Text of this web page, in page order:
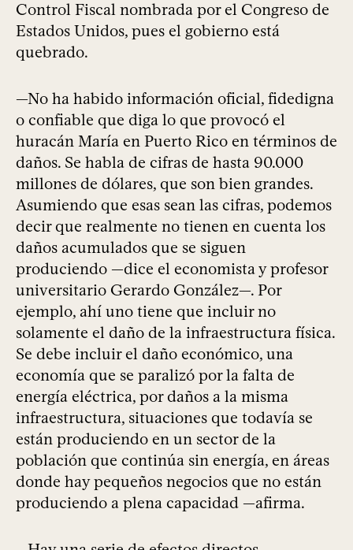
Control Fiscal nombrada por el Congreso de
Estados Unidos, pues el gobierno está
quebrado.
—No ha habido información oficial, fidedigna
o confiable que diga lo que provocó el
huracán María en Puerto Rico en términos de
daños. Se habla de cifras de hasta 90.000
millones de dólares, que son bien grandes.
Asumiendo que esas sean las cifras, podemos
decir que realmente no tienen en cuenta los
daños acumulados que se siguen
produciendo —dice el economista y profesor
universitario Gerardo González—. Por
ejemplo, ahí uno tiene que incluir no
solamente el daño de la infraestructura física.
Se debe incluir el daño económico, una
economía que se paralizó por la falta de
energía eléctrica, por daños a la misma
infraestructura, situaciones que todavía se
están produciendo en un sector de la
población que continúa sin energía, en áreas
donde hay pequeños negocios que no están
produciendo a plena capacidad —afirma.